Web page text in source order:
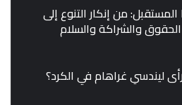
المستقبل: من إنكار التنوع إلى
والشراكة والسلام
ليندسي غراهام في الكرد؟